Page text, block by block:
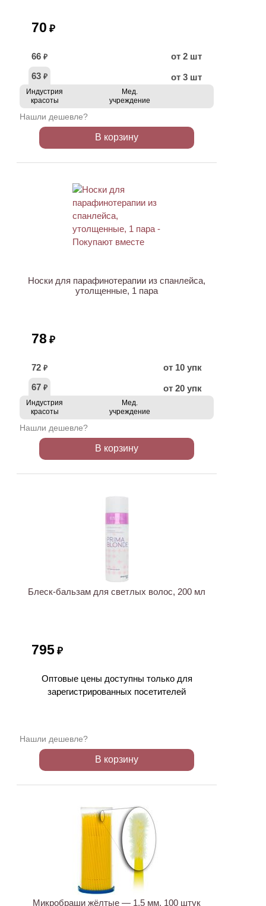
70 ₽
66 ₽
от 2 шт
63 ₽ от 3 шт
Индустрия
красоты
Мед.
учреждение
Нашли дешевле?
В корзину
Носки для парафинотерапии из спанлейса,
утолщенные, 1 пара
78 ₽
72 ₽
от 10 упк
67 ₽ от 20 упк
Индустрия
красоты
Мед.
учреждение
Нашли дешевле?
В корзину
Блеск-бальзам для светлых волос, 200 мл
795 ₽
Оптовые цены доступны только для
зарегистрированных посетителей
Нашли дешевле?
В корзину
Микробраши жёлтые — 1,5 мм, 100 штук